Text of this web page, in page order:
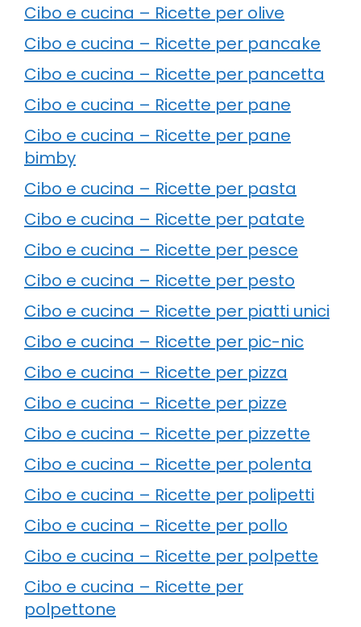
Cibo e cucina – Ricette per olive
Cibo e cucina – Ricette per pancake
Cibo e cucina – Ricette per pancetta
Cibo e cucina – Ricette per pane
Cibo e cucina – Ricette per pane
bimby
Cibo e cucina – Ricette per pasta
Cibo e cucina – Ricette per patate
Cibo e cucina – Ricette per pesce
Cibo e cucina – Ricette per pesto
Cibo e cucina – Ricette per piatti unici
Cibo e cucina – Ricette per pic-nic
Cibo e cucina – Ricette per pizza
Cibo e cucina – Ricette per pizze
Cibo e cucina – Ricette per pizzette
Cibo e cucina – Ricette per polenta
Cibo e cucina – Ricette per polipetti
Cibo e cucina – Ricette per pollo
Cibo e cucina – Ricette per polpette
Cibo e cucina – Ricette per
polpettone